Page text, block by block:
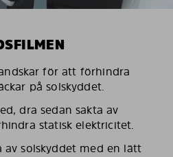
för att förhindra
på solskyddet.
dra sedan sakta av
statisk elektricitet.
solskyddet med en lätt